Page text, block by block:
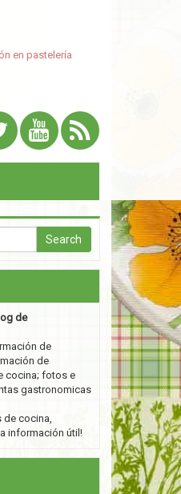
en pastelería
de
de
de
cocina; fotos e
gastronomicas
de cocina,
información útil!